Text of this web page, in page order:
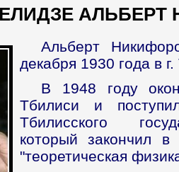
Альберт
декабря 1930 года в
В 1948 году
Тбилиси и
Тбилисского
который закончил
"теоретическая